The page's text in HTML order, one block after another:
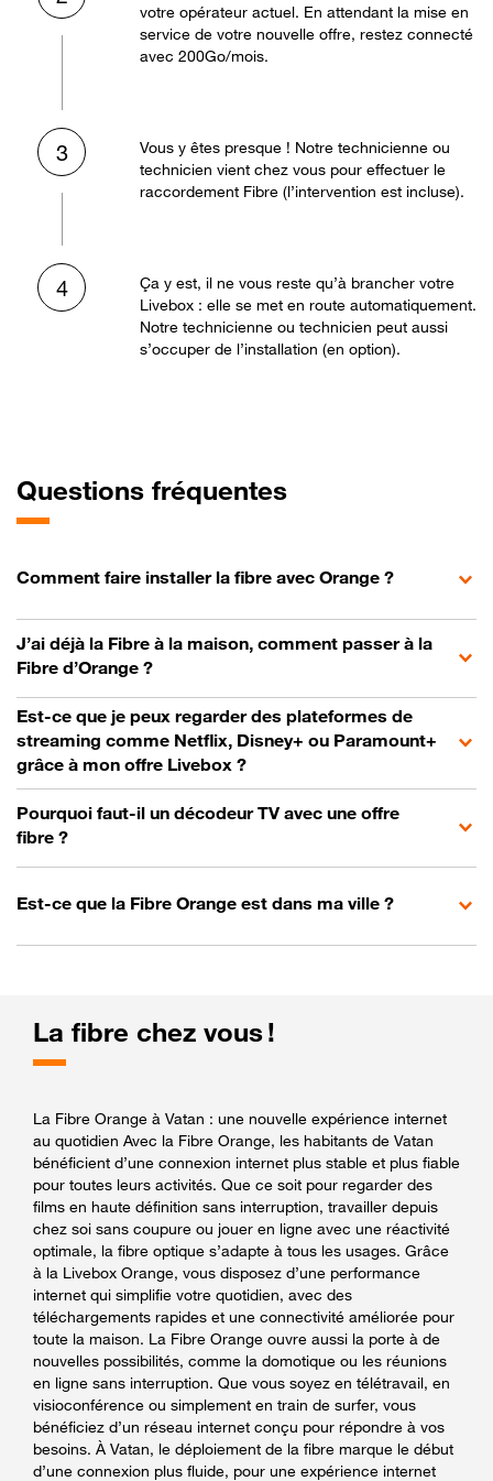
votre opérateur actuel. En attendant la mise en
service de votre nouvelle offre, restez connecté
avec 200Go/mois.
3
Vous y êtes presque ! Notre technicienne ou
technicien vient chez vous pour effectuer le
raccordement Fibre (l’intervention est incluse).
4
Ça y est, il ne vous reste qu’à brancher votre
Livebox : elle se met en route automatiquement.
Notre technicienne ou technicien peut aussi
s’occuper de l’installation (en option).
Questions fréquentes
Comment faire installer la fibre avec Orange ?
J’ai déjà la Fibre à la maison, comment passer à la
Fibre d’Orange ?
Est-ce que je peux regarder des plateformes de
streaming comme Netflix, Disney+ ou Paramount+
grâce à mon offre Livebox ?
Pourquoi faut-il un décodeur TV avec une offre
fibre ?
Est-ce que la Fibre Orange est dans ma ville ?
La fibre chez vous !
La Fibre Orange à Vatan : une nouvelle expérience internet
au quotidien Avec la Fibre Orange, les habitants de Vatan
bénéficient d’une connexion internet plus stable et plus fiable
pour toutes leurs activités. Que ce soit pour regarder des
films en haute définition sans interruption, travailler depuis
chez soi sans coupure ou jouer en ligne avec une réactivité
optimale, la fibre optique s’adapte à tous les usages. Grâce
à la Livebox Orange, vous disposez d’une performance
internet qui simplifie votre quotidien, avec des
téléchargements rapides et une connectivité améliorée pour
toute la maison. La Fibre Orange ouvre aussi la porte à de
nouvelles possibilités, comme la domotique ou les réunions
en ligne sans interruption. Que vous soyez en télétravail, en
visioconférence ou simplement en train de surfer, vous
bénéficiez d’un réseau internet conçu pour répondre à vos
besoins. À Vatan, le déploiement de la fibre marque le début
d’une connexion plus fluide, pour une expérience internet